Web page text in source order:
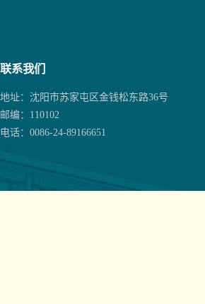
联系我们
地址：沈阳市苏家屯区金钱松东路36号
邮编：110102
电话：0086-24-89166651